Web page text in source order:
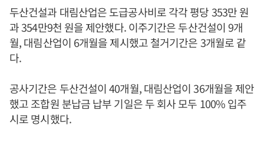
두산건설과 대림산업은 도급공사비로 각각 평당 353만 원
과 354만9천 원을 제안했다. 이주기간은 두산건설이 9개
월, 대림산업이 6개월을 제시했고 철거기간은 3개월로 같
다.
공사기간은 두산건설이 40개월, 대림산업이 36개월을 제안
했고 조합원 분납금 납부 기일은 두 회사 모두 100% 입주
시로 명시했다.